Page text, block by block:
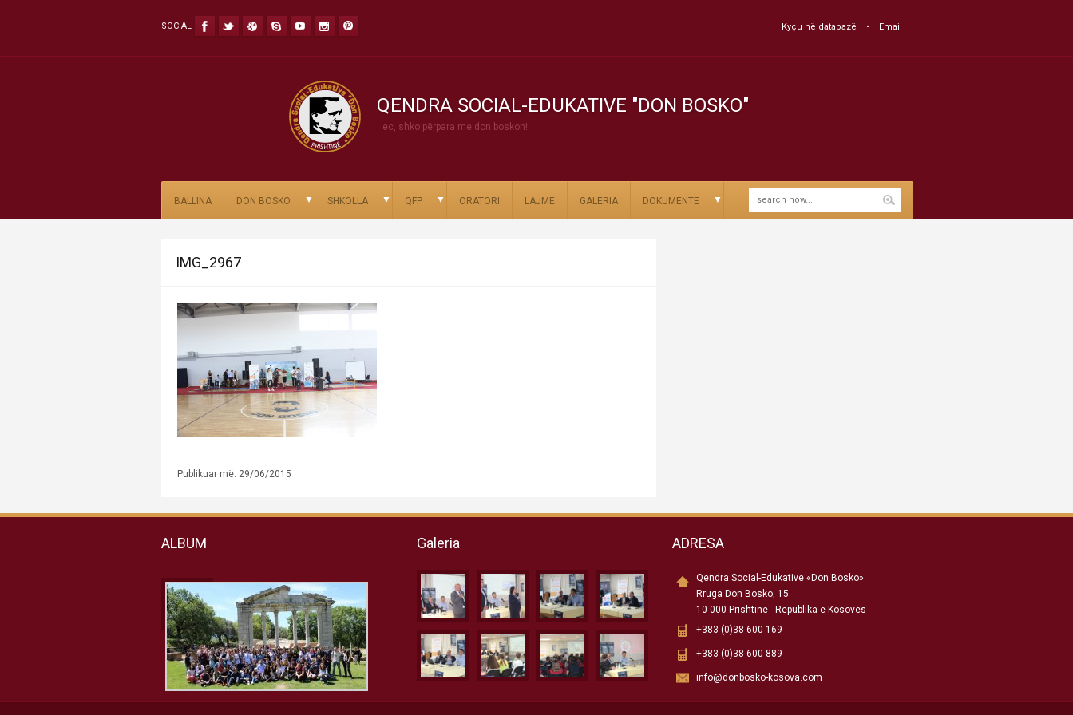
SOCIAL Kyçu në databazë Email
QENDRA SOCIAL-EDUKATIVE "DON BOSKO"
ec, shko përpara me don boskon!
BALLINA DON BOSKO ▼ SHKOLLA ▼ QFP ▼ ORATORI LAJME GALERIA DOKUMENTE ▼
IMG_2967
Publikuar më: 29/06/2015
ALBUM Galeria ADRESA
Qendra Social-Edukative «Don Bosko»
Rruga Don Bosko, 15
10 000 Prishtinë - Republika e Kosovës
+383 (0)38 600 169
+383 (0)38 600 889
info@donbosko-kosova.com